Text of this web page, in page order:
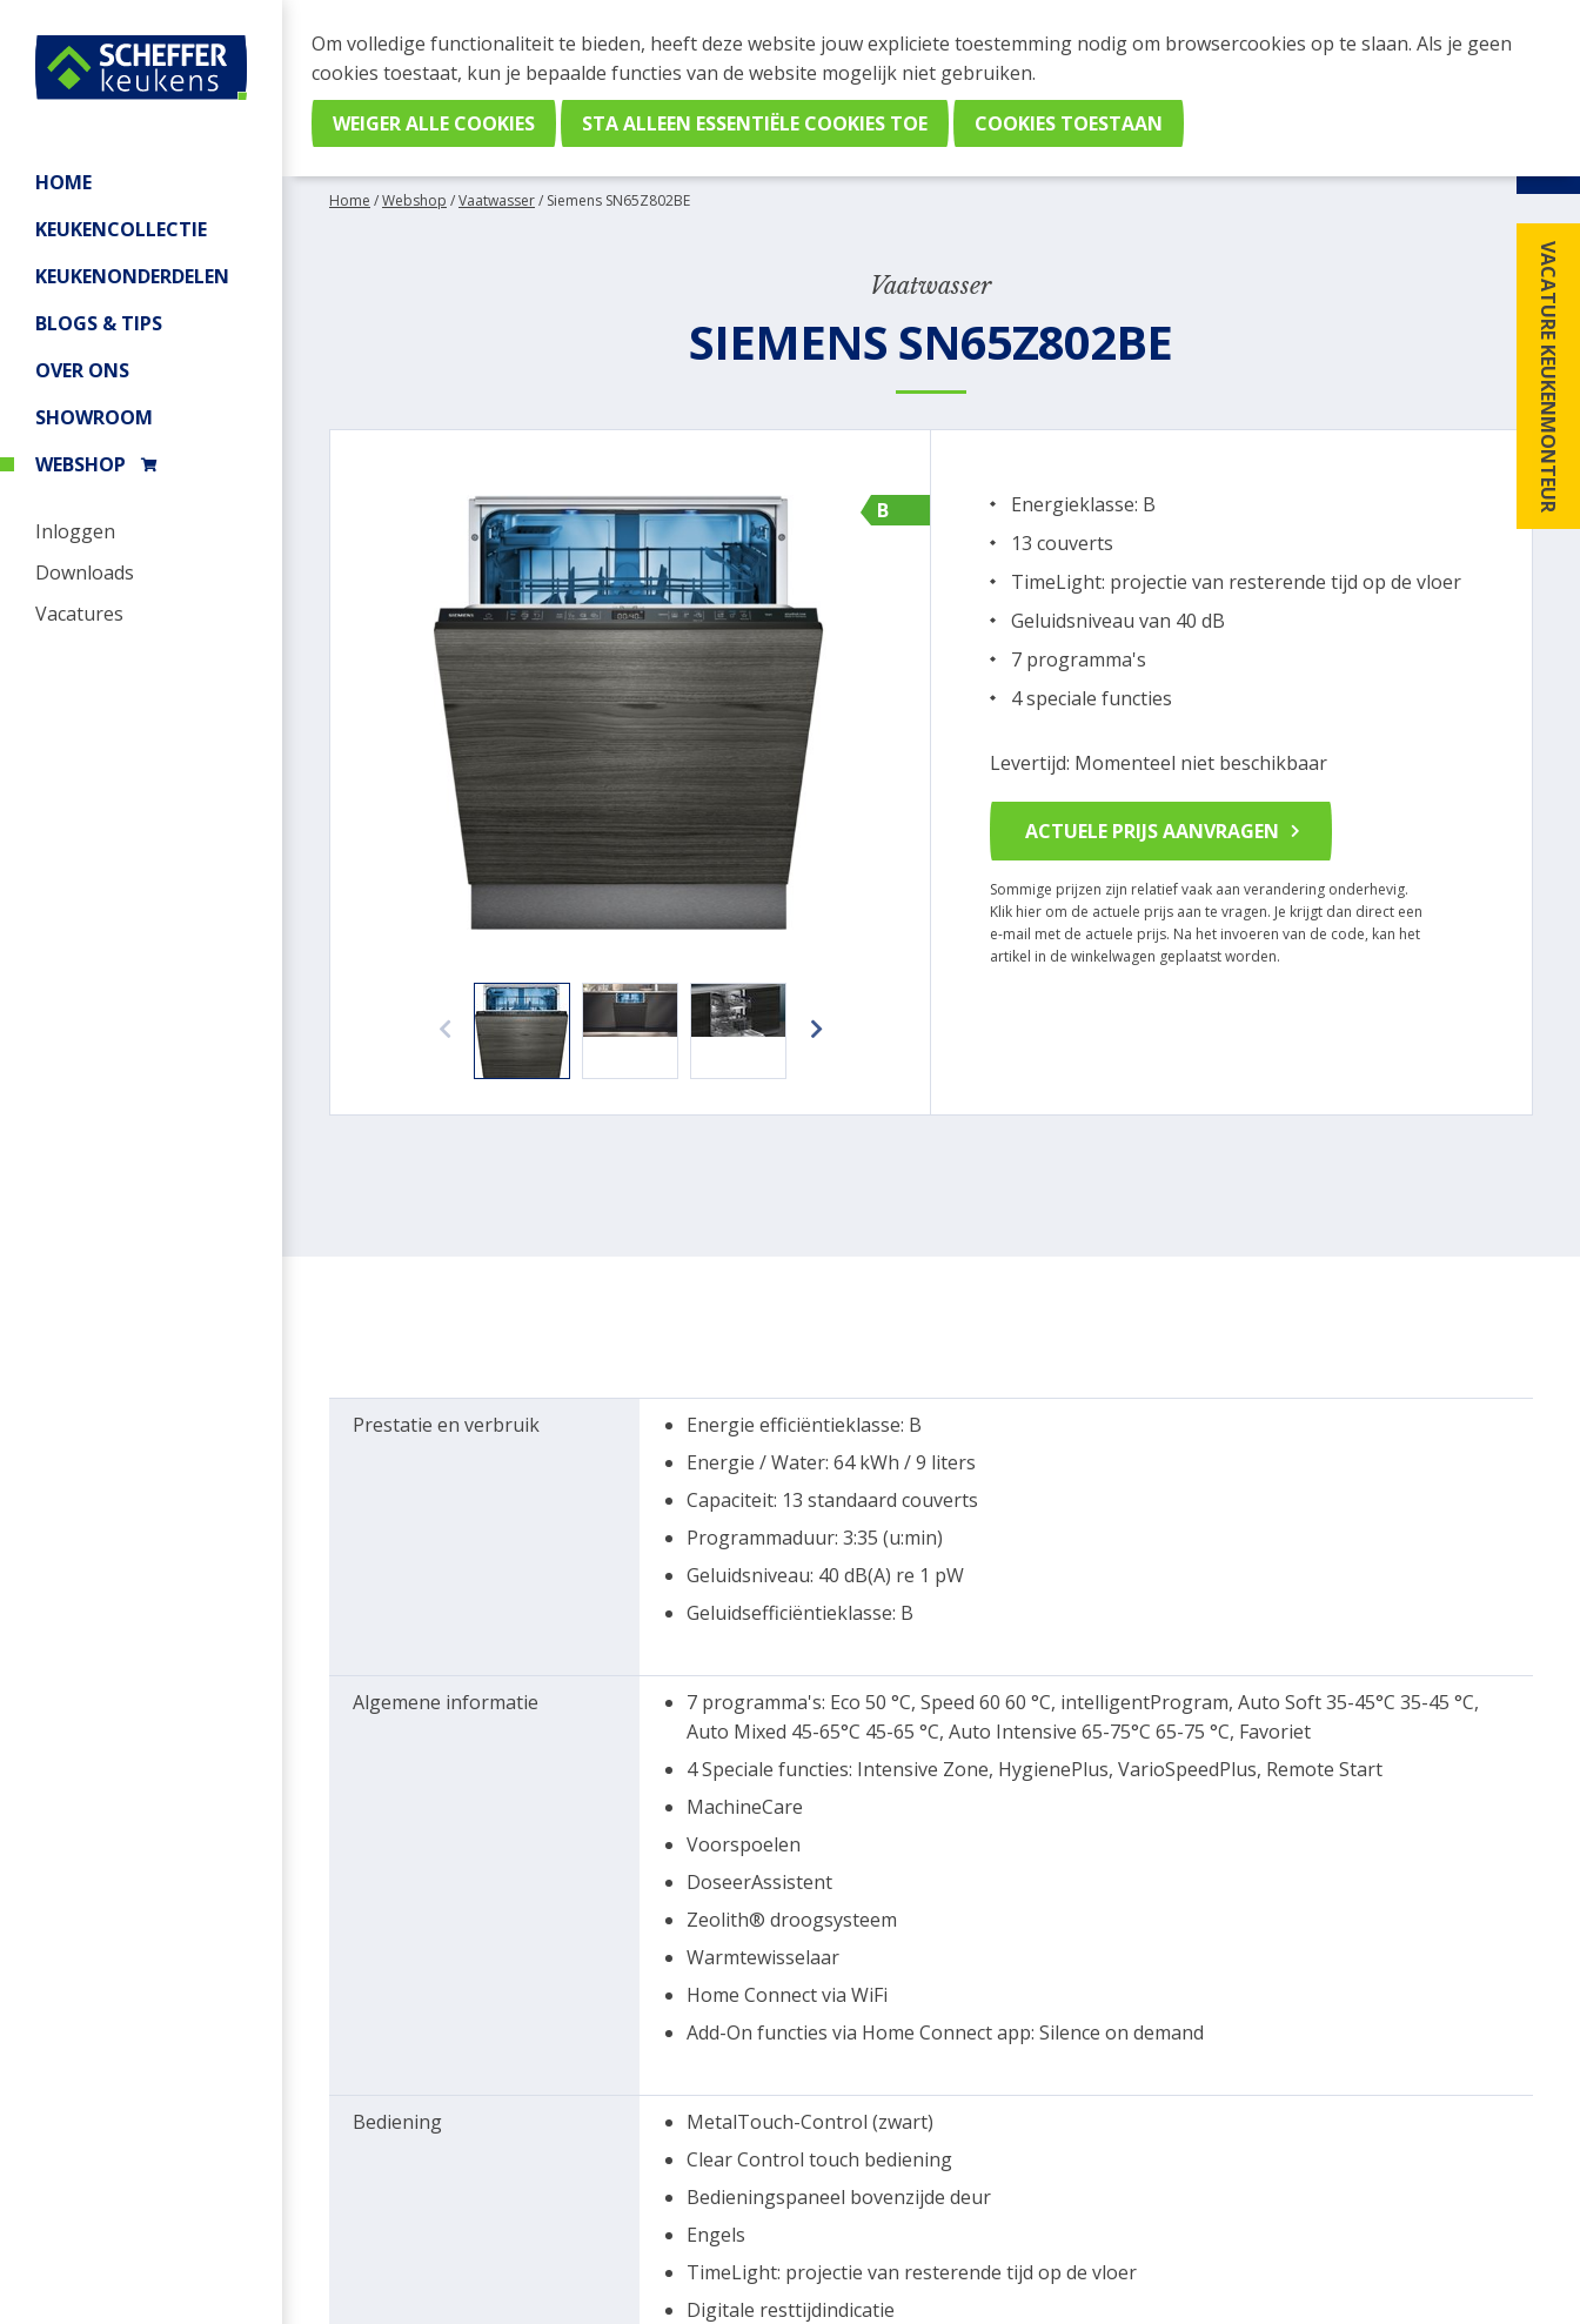
HOME
KEUKENCOLLECTIE
KEUKENONDERDELEN
BLOGS & TIPS
OVER ONS
SHOWROOM
WEBSHOP
Inloggen
Downloads
Vacatures
VACATURE KEUKENMONTEUR
WEBSHOP BESTELLINGEN
Je kan tijdelijk geen bestelling plaatsen. Wil je je vast oriënteren? Vergelijk eenvoudig apparaten en merken met elkaar. Klik hier voor
Home /Webshop /Vaatwasser/ Siemens SN65Z802BE
Vaatwasser
SIEMENS SN65Z802BE
B
Levertijd: Momenteel niet beschikbaar
Energieklasse: B
13 couverts
TimeLight: projectie van resterende tijd op de vloer
Geluidsniveau van 40 dB
7 programma's
4 speciale functies
ACTUELE PRIJS AANVRAGEN
Sommige prijzen zijn relatief vaak aan verandering onderhevig.
Klik hier om de actuele prijs aan te vragen. Je krijgt dan direct een
e-mail met de actuele prijs. Na het invoeren van de code, kan het
artikel in de winkelwagen geplaatst worden.
Prestatie en verbruik
Energie efficiëntieklasse: B
Energie / Water: 64 kWh / 9 liters
Capaciteit: 13 standaard couverts
Programmaduur: 3:35 (u:min)
Geluidsniveau: 40 dB(A) re 1 pW
Geluidsefficiëntieklasse: B
Algemene informatie
7 programma's: Eco 50 °C, Speed 60 60 °C, intelligentProgram, Auto Soft 35-45°C 35-45 °C,
Auto Mixed 45-65°C 45-65 °C, Auto Intensive 65-75°C 65-75 °C, Favoriet
4 Speciale functies: Intensive Zone, HygienePlus, VarioSpeedPlus, Remote Start
MachineCare
Voorspoelen
DoseerAssistent
Zeolith® droogsysteem
Warmtewisselaar
Home Connect via WiFi
Add-On functies via Home Connect app: Silence on demand
Bediening
MetalTouch-Control (zwart)
Clear Control touch bediening
Bedieningspaneel bovenzijde deur
Engels
TimeLight: projectie van resterende tijd op de vloer
Digitale resttijdindicatie
Om volledige functionaliteit te bieden, heeft deze website jouw expliciete toestemming nodig om browsercookies op te slaan. Als je geen
cookies toestaat, kun je bepaalde functies van de website mogelijk niet gebruiken.